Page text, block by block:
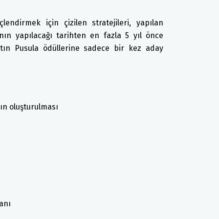
için çizilen stratejileri, yapılan
yapılacağı tarihten en fazla 5 yıl önce
Pusula ödüllerine sadece bir kez aday
oluşturulması